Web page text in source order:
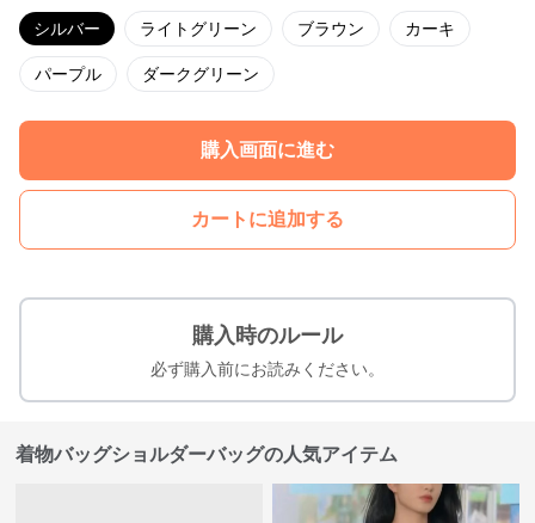
シルバー ライトグリーン ブラウン カーキ
パープル ダークグリーン
購入画面に進む
カートに追加する
購入時のルール
必ず購入前にお読みください。
着物バッグショルダーバッグの人気アイテム